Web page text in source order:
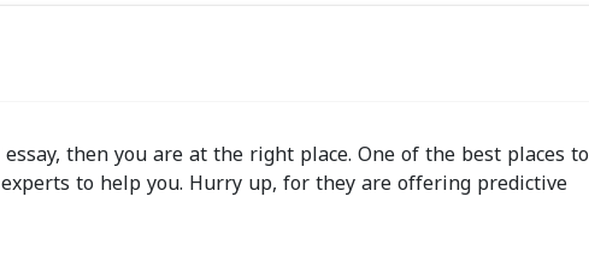
then you are at the right place. One of the best places to
to help you. Hurry up, for they are offering predictive